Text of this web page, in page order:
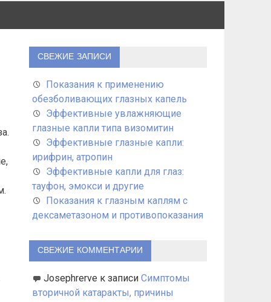
СВЕЖИЕ ЗАПИСИ
Показания к применению
обезболивающих глазных капель
Эффективные увлажняющие
глазные капли типа визомитин
Эффективные глазные капли:
ирифрин, атропин
Эффективные капли для глаз:
тауфон, эмокси и другие
Показания к глазным каплям с
дексаметазоном и противопоказания
СВЕЖИЕ КОММЕНТАРИИ
Josephrerve к записи Симптомы
вторичной катаракты, причины